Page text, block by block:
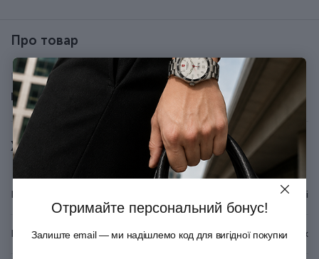
Про товар
Багатоцільове мастило Multi Tool Oil, 10мл, блістер
Показати всі
Характеристики
Вид аксесуарів для ножів Запасні деталі
Бренд Victorinox
Отримайте персональний бонус!
Залиште email — ми надішлемо код для вигідної покупки